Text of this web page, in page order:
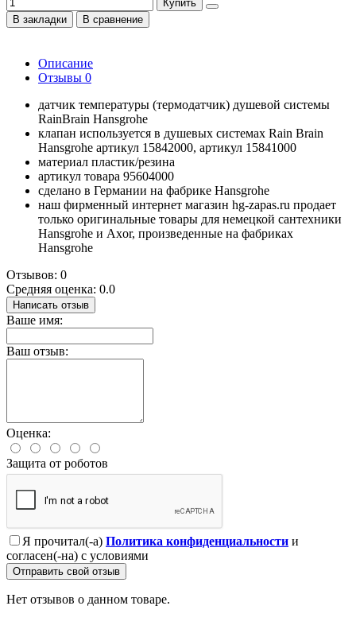
Купить
В закладки
В сравнение
Описание
Отзывы 0
датчик температуры (термодатчик) душевой системы
RainBrain Hansgrohe
клапан используется в душевых системах Rain Brain
Hansgrohe артикул 15842000, артикул 15841000
материал пластик/резина
артикул товара 95604000
сделано в Германии на фабрике Hansgrohe
наш фирменный интернет магазин hg-zapas.ru продает
только оригинальные товары для немецкой сантехники
Hansgrohe и Axor, произведенные на фабриках
Hansgrohe
Отзывов: 0
Средняя оценка: 0.0
Написать отзыв
Ваше имя:
Ваш отзыв:
Оценка:
Защита от роботов
Я прочитал(-а) Политика конфиденциальности и
согласен(-на) с условиями
Отправить свой отзыв
Нет отзывов о данном товаре.